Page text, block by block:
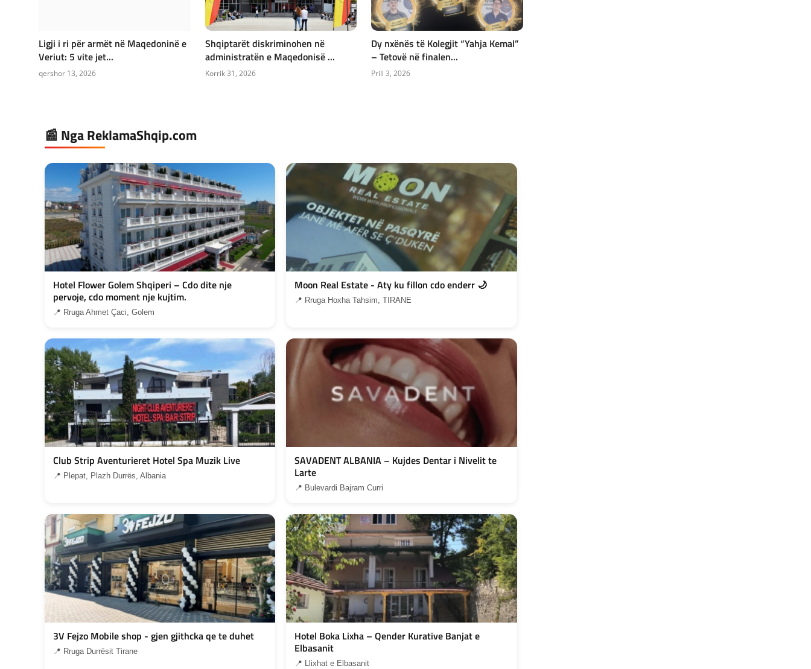
Ligji i ri për armët në Maqedoninë e
Veriut: 5 vite jet...
qershor 13, 2026
Shqiptarët diskriminohen në
administratën e Maqedonisë ...
Korrik 31, 2026
Dy nxënës të Kolegjit “Yahja Kemal”
– Tetovë në finalen...
Prill 3, 2026
📰 Nga ReklamaShqip.com
Hotel Flower Golem Shqiperi – Cdo dite nje
pervoje, cdo moment nje kujtim.
📍 Rruga Ahmet Çaci, Golem
Moon Real Estate - Aty ku fillon cdo enderr 🌙
📍 Rruga Hoxha Tahsim, TIRANE
Club Strip Aventurieret Hotel Spa Muzik Live
📍 Plepat, Plazh Durrës, Albania
SAVADENT ALBANIA – Kujdes Dentar i Nivelit te
Larte
📍 Bulevardi Bajram Curri
3V Fejzo Mobile shop - gjen gjithcka qe te duhet
📍 Rruga Durrësit Tirane
Hotel Boka Lixha – Qender Kurative Banjat e
Elbasanit
📍 Llixhat e Elbasanit